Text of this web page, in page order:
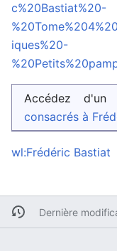
c%20Bastiat%20-
iques%20-
Accédez
consacrés à
wl:Frédéric Bastiat
Dernière